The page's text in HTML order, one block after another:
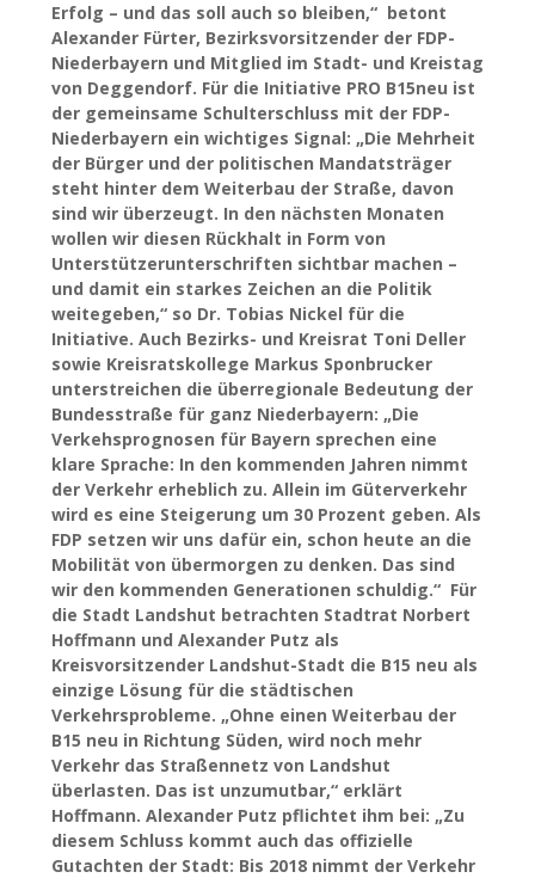
Erfolg – und das soll auch so bleiben,“ betont
Alexander Fürter, Bezirksvorsitzender der FDP-
Niederbayern und Mitglied im Stadt- und Kreistag
von Deggendorf. Für die Initiative PRO B15neu ist
der gemeinsame Schulterschluss mit der FDP-
Niederbayern ein wichtiges Signal: „Die Mehrheit
der Bürger und der politischen Mandatsträger
steht hinter dem Weiterbau der Straße, davon
sind wir überzeugt. In den nächsten Monaten
wollen wir diesen Rückhalt in Form von
Unterstützerunterschriften sichtbar machen –
und damit ein starkes Zeichen an die Politik
weitegeben,“ so Dr. Tobias Nickel für die
Initiative. Auch Bezirks- und Kreisrat Toni Deller
sowie Kreisratskollege Markus Sponbrucker
unterstreichen die überregionale Bedeutung der
Bundesstraße für ganz Niederbayern: „Die
Verkehsprognosen für Bayern sprechen eine
klare Sprache: In den kommenden Jahren nimmt
der Verkehr erheblich zu. Allein im Güterverkehr
wird es eine Steigerung um 30 Prozent geben. Als
FDP setzen wir uns dafür ein, schon heute an die
Mobilität von übermorgen zu denken. Das sind
wir den kommenden Generationen schuldig.“ Für
die Stadt Landshut betrachten Stadtrat Norbert
Hoffmann und Alexander Putz als
Kreisvorsitzender Landshut-Stadt die B15 neu als
einzige Lösung für die städtischen
Verkehrsprobleme. „Ohne einen Weiterbau der
B15 neu in Richtung Süden, wird noch mehr
Verkehr das Straßennetz von Landshut
überlasten. Das ist unzumutbar,“ erklärt
Hoffmann. Alexander Putz pflichtet ihm bei: „Zu
diesem Schluss kommt auch das offizielle
Gutachten der Stadt: Bis 2018 nimmt der Verkehr